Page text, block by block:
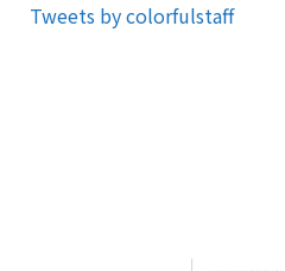
Tweets by colorfulstaff